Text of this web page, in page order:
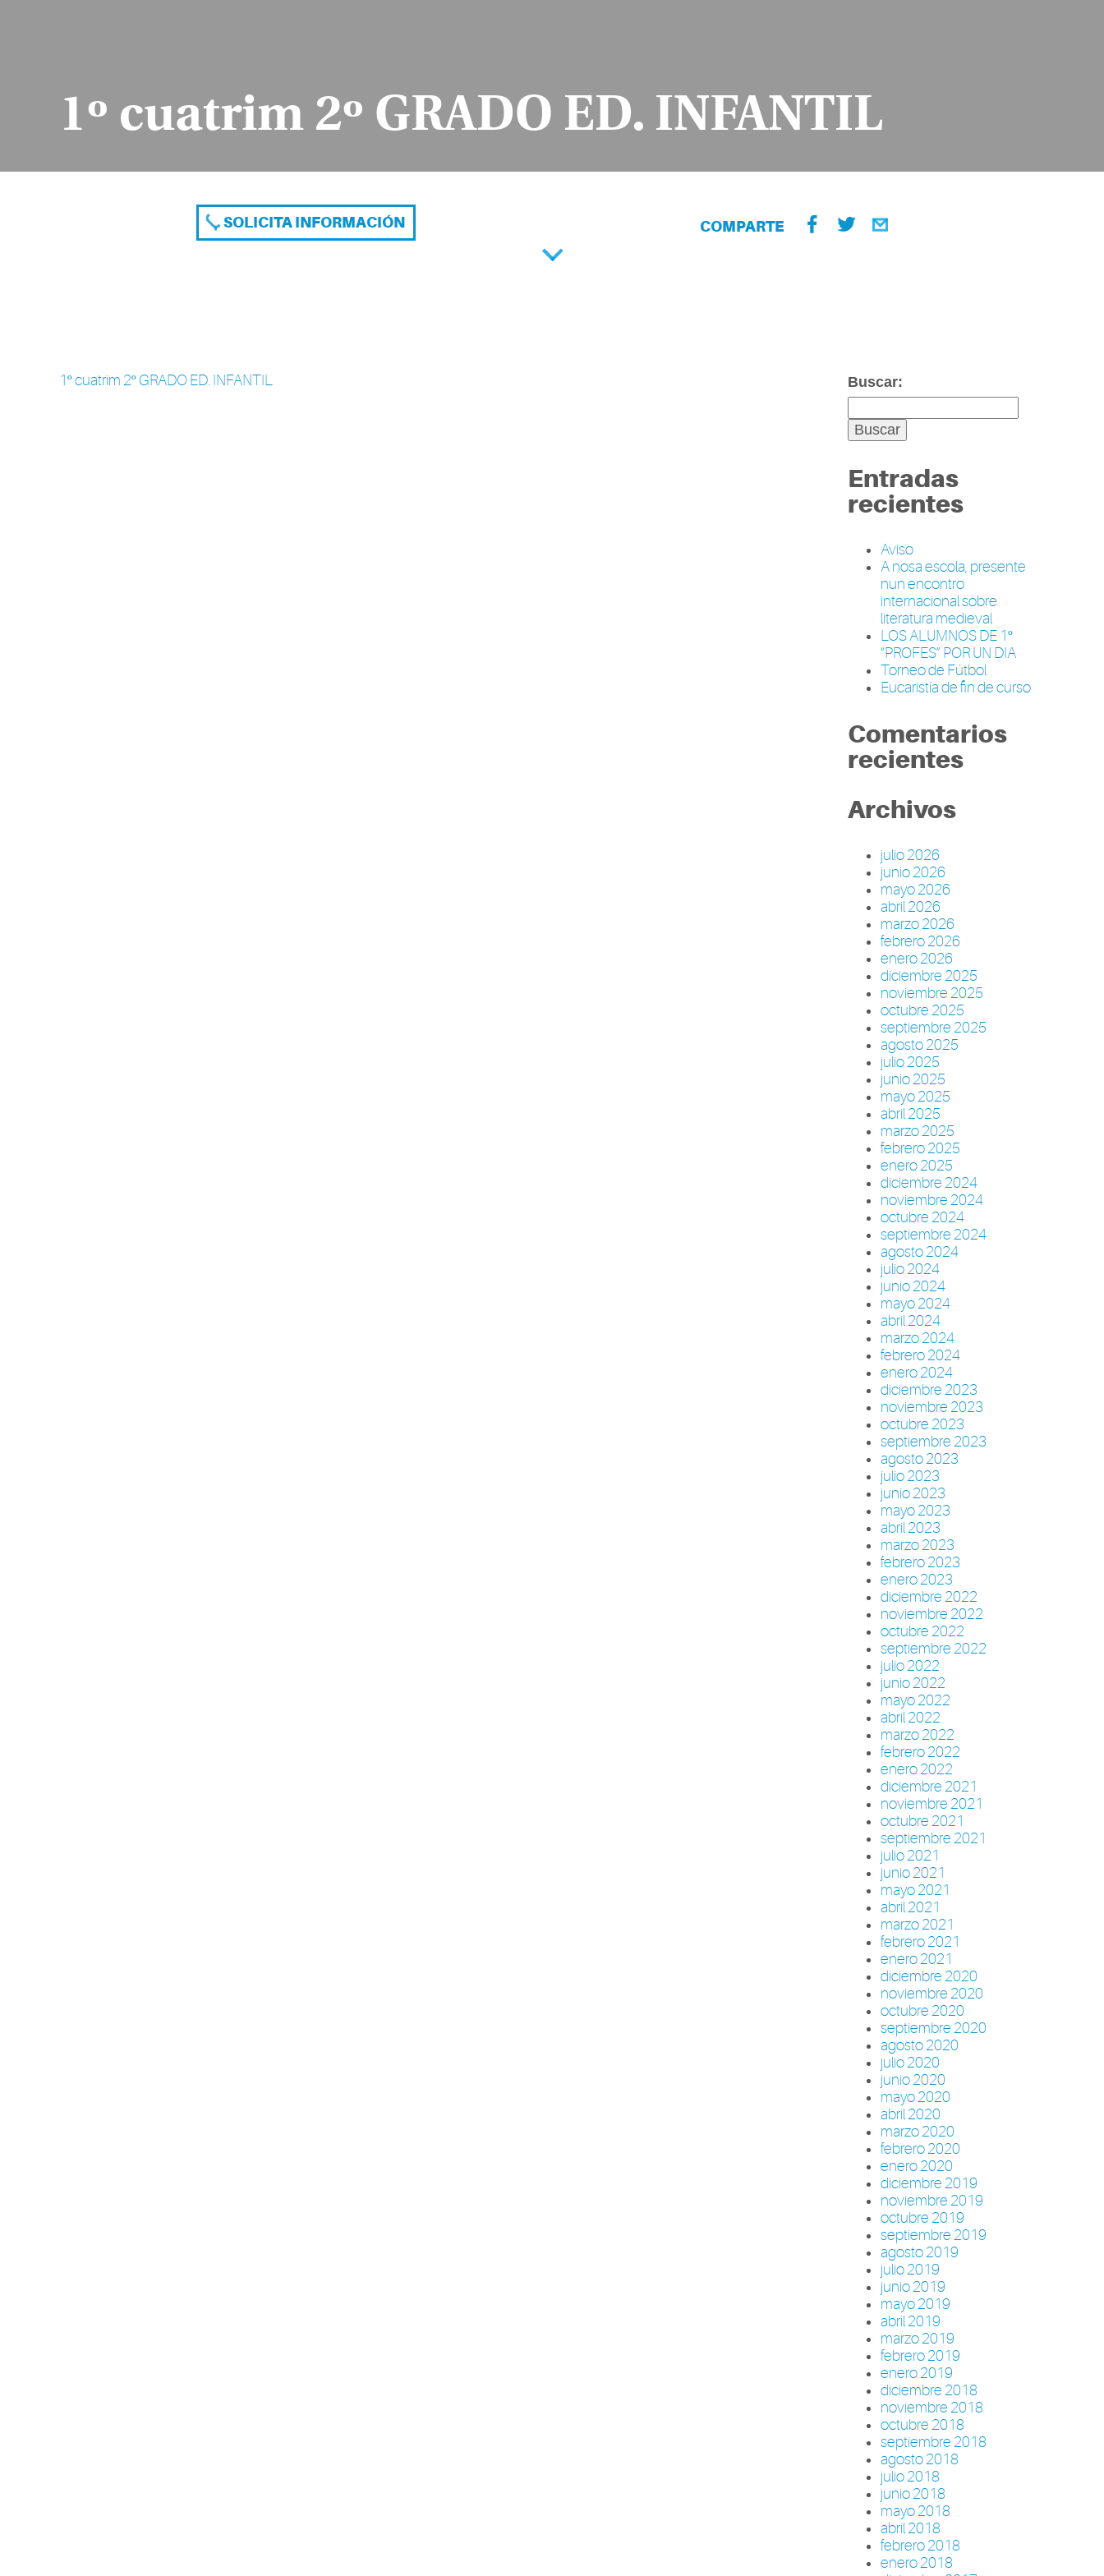
1º cuatrim 2º GRADO ED. INFANTIL
SOLICITA INFORMACIÓN COMPARTE
1º cuatrim 2º GRADO ED. INFANTIL Buscar:
Entradas
recientes
Aviso
A nosa escola, presente
nun encontro
internacional sobre
literatura medieval
LOS ALUMNOS DE 1º
“PROFES” POR UN DIA
Torneo de Fútbol
Eucaristía de fin de curso
Comentarios
recientes
Archivos
julio 2026
junio 2026
mayo 2026
abril 2026
marzo 2026
febrero 2026
enero 2026
diciembre 2025
noviembre 2025
octubre 2025
septiembre 2025
agosto 2025
julio 2025
junio 2025
mayo 2025
abril 2025
marzo 2025
febrero 2025
enero 2025
diciembre 2024
noviembre 2024
octubre 2024
septiembre 2024
agosto 2024
julio 2024
junio 2024
mayo 2024
abril 2024
marzo 2024
febrero 2024
enero 2024
diciembre 2023
noviembre 2023
octubre 2023
septiembre 2023
agosto 2023
julio 2023
junio 2023
mayo 2023
abril 2023
marzo 2023
febrero 2023
enero 2023
diciembre 2022
noviembre 2022
octubre 2022
septiembre 2022
julio 2022
junio 2022
mayo 2022
abril 2022
marzo 2022
febrero 2022
enero 2022
diciembre 2021
noviembre 2021
octubre 2021
septiembre 2021
julio 2021
junio 2021
mayo 2021
abril 2021
marzo 2021
febrero 2021
enero 2021
diciembre 2020
noviembre 2020
octubre 2020
septiembre 2020
agosto 2020
julio 2020
junio 2020
mayo 2020
abril 2020
marzo 2020
febrero 2020
enero 2020
diciembre 2019
noviembre 2019
octubre 2019
septiembre 2019
agosto 2019
julio 2019
junio 2019
mayo 2019
abril 2019
marzo 2019
febrero 2019
enero 2019
diciembre 2018
noviembre 2018
octubre 2018
septiembre 2018
agosto 2018
julio 2018
junio 2018
mayo 2018
abril 2018
febrero 2018
enero 2018